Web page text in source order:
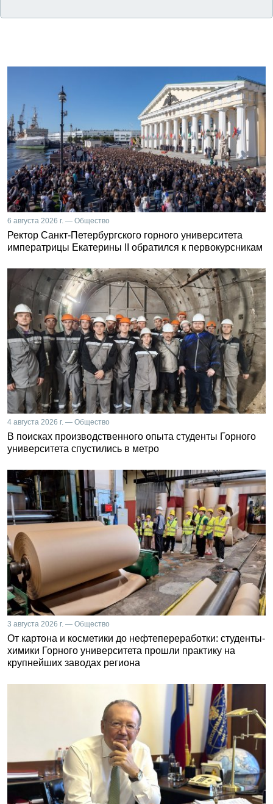
6 августа 2026 г. — Общество
Ректор Санкт-Петербургского горного университета
императрицы Екатерины II обратился к первокурсникам
4 августа 2026 г. — Общество
В поисках производственного опыта студенты Горного
университета спустились в метро
3 августа 2026 г. — Общество
От картона и косметики до нефтепереработки: студенты-
химики Горного университета прошли практику на
крупнейших заводах региона